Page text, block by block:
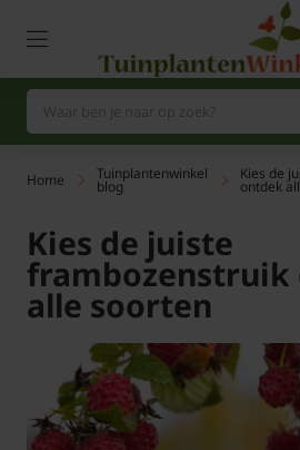
Home Tuinplantenwinkel
blog
Kies de
ontdek
Kies de juiste
frambozenstruik
alle soorten